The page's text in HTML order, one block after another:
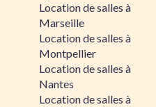
Location de salles à
Marseille
Location de salles à
Montpellier
Location de salles à
Nantes
Location de salles à